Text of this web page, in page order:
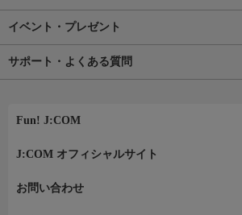
イベント・プレゼント
サポート・よくある質問
Fun! J:COM
J:COM オフィシャルサイト
お問い合わせ